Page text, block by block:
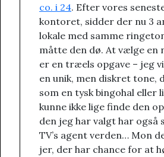
co. i 24. Efter vores
kontoret, sidder der nu 3
lokale med samme
måtte den dø. At vælge en
er en træels opgave – jeg
en unik, men diskret tone,
som en tysk bingohal eller
kunne ikke lige finde den
den jeg har valgt har også
TV’s agent verden… Mon
jer, der har chance for at